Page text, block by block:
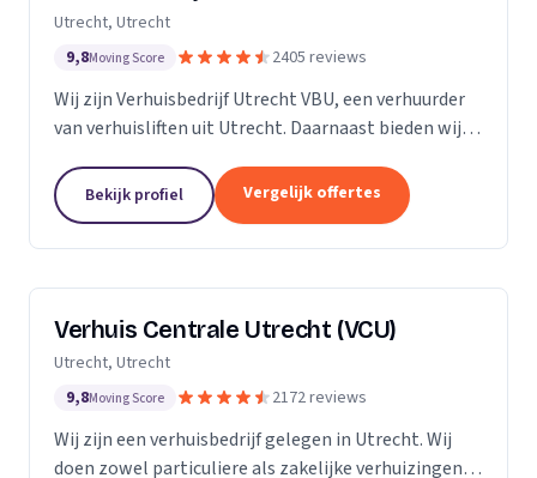
Utrecht, Utrecht
9,8Moving Score 2405 reviews
Wij zijn Verhuisbedrijf Utrecht VBU, een verhuurder
van verhuisliften uit Utrecht. Daarnaast bieden wij
Bekijk profiel Vergelijk offertes
Verhuis Centrale Utrecht (VCU)
Utrecht, Utrecht
9,8Moving Score 2172 reviews
Wij zijn een verhuisbedrijf gelegen in Utrecht. Wij
doen zowel particuliere als zakelijke verhuizingen.